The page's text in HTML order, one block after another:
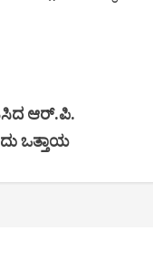
ಆರ್.ಪಿ.
ಒತ್ತಾಯ